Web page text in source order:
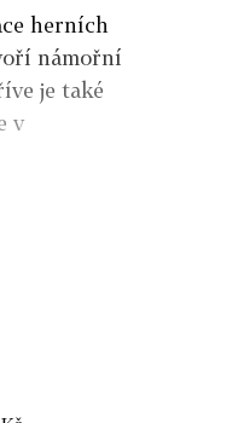
herních
námořní
je také
v